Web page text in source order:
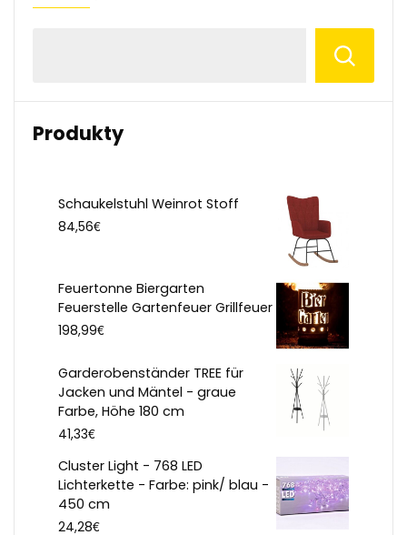
Produkty
Schaukelstuhl Weinrot Stoff
84,56€
Feuertonne Biergarten
Feuerstelle Gartenfeuer Grillfeuer
198,99€
Garderobenständer TREE für
Jacken und Mäntel - graue
Farbe, Höhe 180 cm
41,33€
Cluster Light - 768 LED
Lichterkette - Farbe: pink/ blau -
450 cm
24,28€